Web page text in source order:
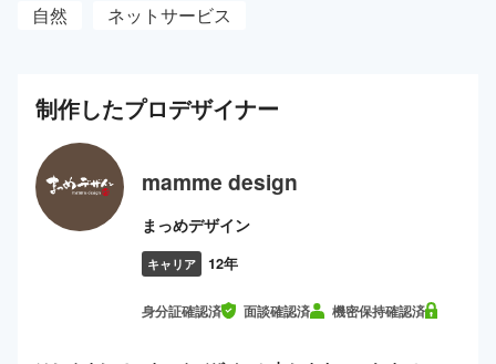
自然 ネットサービス
制作したプロデザイナー
mamme design
まっめデザイン
キャリア 12年
身分証確認済 面談確認済 機密保持確認済